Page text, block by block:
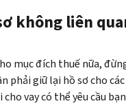
không liên
mục đích thuế nữa,
phải giữ lại hồ sơ cho
vay có thể yêu cầu